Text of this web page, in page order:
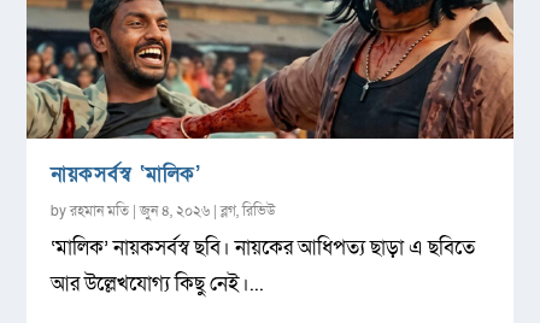
নায়কসর্বস্ব ‘মালিক’
byরহমান মতি |জুন ৪, ২০২৬ |ব্লগ,রিভিউ
‘মালিক’ নায়কসর্বস্ব ছবি। নায়কের আধিপত্য ছাড়া এ ছবিতে
আর উল্লেখযোগ্য কিছু নেই।...